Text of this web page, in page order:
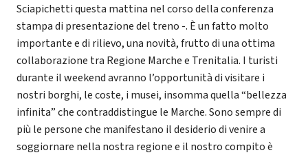
Sciapichetti questa mattina nel corso della conferenza
stampa di presentazione del treno -. È un fatto molto
importante e di rilievo, una novità, frutto di una ottima
collaborazione tra Regione Marche e Trenitalia. I turisti
durante il weekend avranno l’opportunità di visitare i
nostri borghi, le coste, i musei, insomma quella “bellezza
infinita” che contraddistingue le Marche. Sono sempre di
più le persone che manifestano il desiderio di venire a
soggiornare nella nostra regione e il nostro compito è